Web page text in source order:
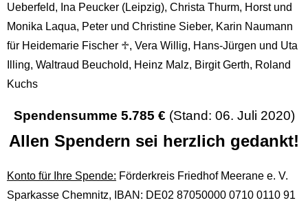
Ueberfeld, Ina Peucker (Leipzig), Christa Thurm, Horst und
Monika Laqua, Peter und Christine Sieber, Karin Naumann
für Heidemarie Fischer ♱, Vera Willig, Hans-Jürgen und Uta
Illing, Waltraud Beuchold, Heinz Malz, Birgit Gerth, Roland
Kuchs
Spendensumme 5.785 € (Stand: 06. Juli 2020)
Allen Spendern sei herzlich gedankt!
Konto für Ihre Spende: Förderkreis Friedhof Meerane e. V.
Sparkasse Chemnitz, IBAN: DE02 87050000 0710 0110 91